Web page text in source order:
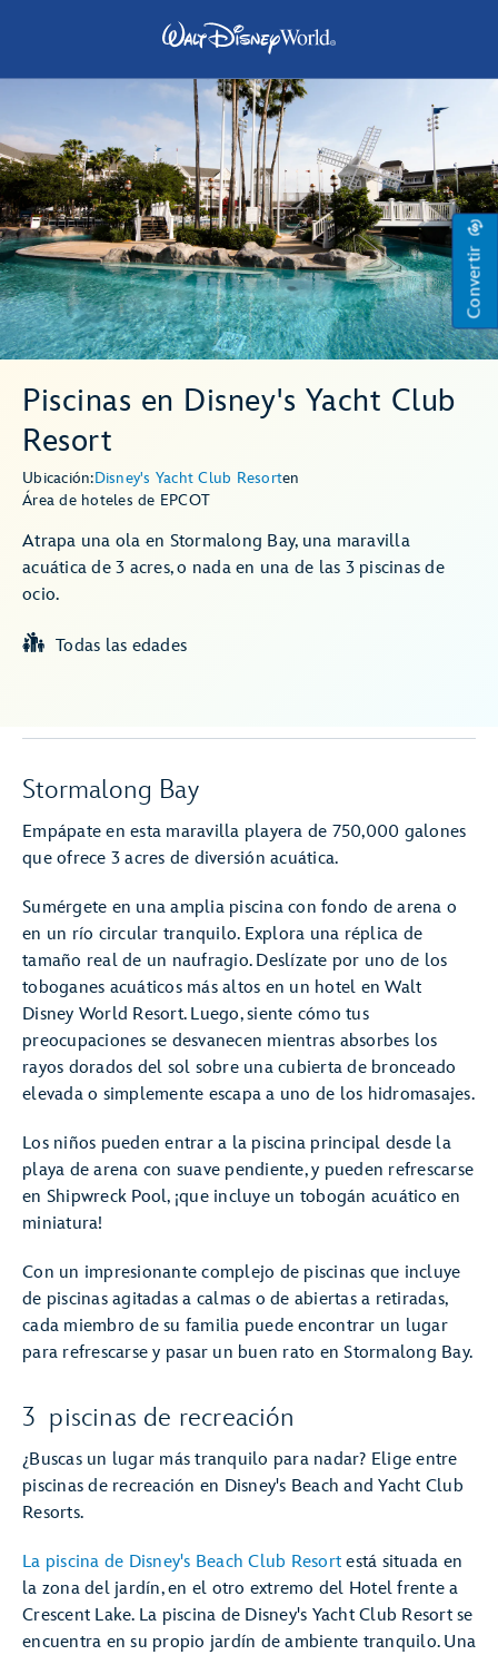
Convertir
Piscinas en Disney's Yacht Club
Resort
Ubicación:Disney's Yacht Club Resorten
Área de hoteles de EPCOT
Atrapa una ola en Stormalong Bay, una maravilla
acuática de 3 acres, o nada en una de las 3 piscinas de
ocio.
Todas las edades
Stormalong Bay
Empápate en esta maravilla playera de 750,000 galones
que ofrece 3 acres de diversión acuática.
Sumérgete en una amplia piscina con fondo de arena o
en un río circular tranquilo. Explora una réplica de
tamaño real de un naufragio. Deslízate por uno de los
toboganes acuáticos más altos en un hotel en Walt
Disney World Resort. Luego, siente cómo tus
preocupaciones se desvanecen mientras absorbes los
rayos dorados del sol sobre una cubierta de bronceado
elevada o simplemente escapa a uno de los hidromasajes.
Los niños pueden entrar a la piscina principal desde la
playa de arena con suave pendiente, y pueden refrescarse
en Shipwreck Pool, ¡que incluye un tobogán acuático en
miniatura!
Con un impresionante complejo de piscinas que incluye
de piscinas agitadas a calmas o de abiertas a retiradas,
cada miembro de su familia puede encontrar un lugar
para refrescarse y pasar un buen rato en Stormalong Bay.
3 piscinas de recreación
¿Buscas un lugar más tranquilo para nadar? Elige entre
piscinas de recreación en Disney's Beach and Yacht Club
Resorts.
La piscina de Disney's Beach Club Resort está situada en
la zona del jardín, en el otro extremo del Hotel frente a
Crescent Lake. La piscina de Disney's Yacht Club Resort se
encuentra en su propio jardín de ambiente tranquilo. Una